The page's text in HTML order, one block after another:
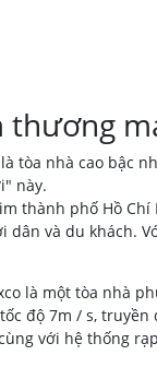
thương
tòa nhà cao bậc
này.
thành phố Hồ
dân và du khách.
là một tòa nhà
độ 7m / s,
với hệ thống